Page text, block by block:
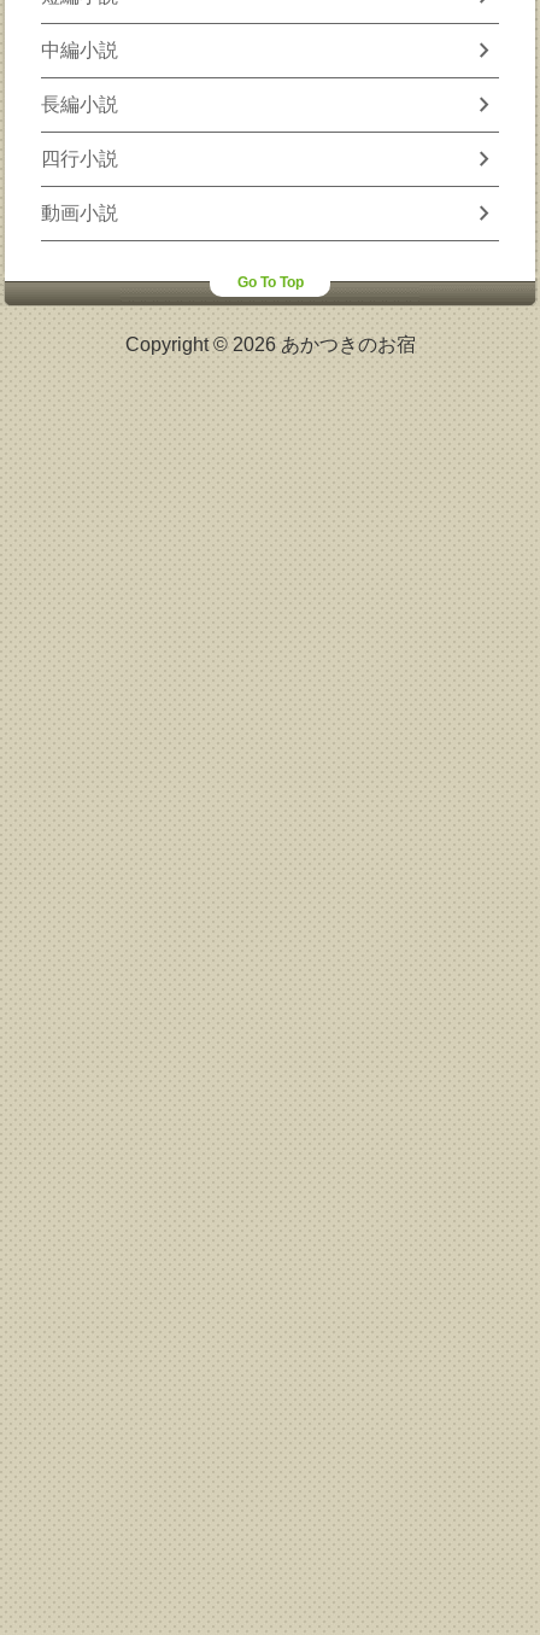
中編小説 chevron_right
長編小説 chevron_right
四行小説 chevron_right
動画小説 chevron_right
Go To Top
Copyright © 2026 あかつきのお宿